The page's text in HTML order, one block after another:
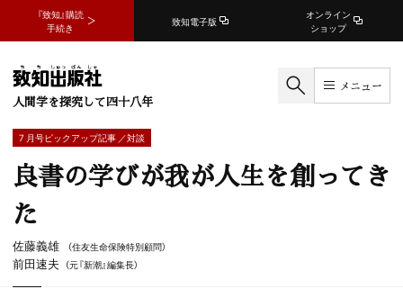
『致知』購読
手続き
致知電子版
オンライン
ショップ
人間学を探究して四十八年
メニュー
7 月号ピックアップ記事 ／対談
良書の学びが我が人生を創ってき
た
佐藤義雄 （住友生命保険特別顧問）
前田速夫 （元『新潮』編集長）